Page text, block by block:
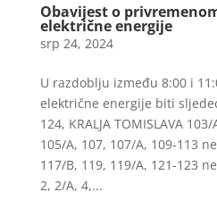
Obavijest o
električne energije
srp 24, 2024
U razdoblju između 8:00 i
električne energije biti
124, KRALJA TOMISLAVA
105/A, 107, 107/A, 109-113
117/B, 119, 119/A, 121-123
2, 2/A, 4,...